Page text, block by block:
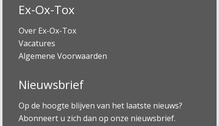
Ex-Ox-Tox
Over Ex-Ox-Tox
Vacatures
Algemene Voorwaarden
Nieuwsbrief
Op de hoogte blijven van het laatste nieuws?
Abonneert u zich dan op onze nieuwsbrief.